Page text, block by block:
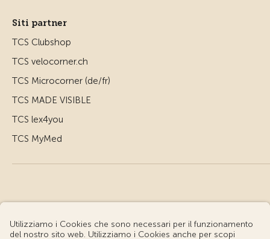
Siti partner
TCS Clubshop
TCS velocorner.ch
TCS Microcorner (de/fr)
TCS MADE VISIBLE
TCS lex4you
TCS MyMed